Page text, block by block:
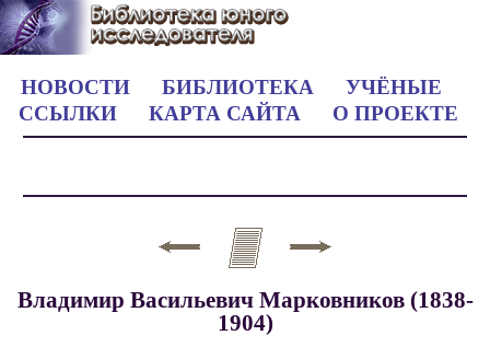
НОВОСТИ БИБЛИОТЕКА
УЧЁНЫЕ
ССЫЛКИ
КАРТА САЙТА О ПРОЕКТЕ
Владимир Васильевич Марковников (1838-
1904)